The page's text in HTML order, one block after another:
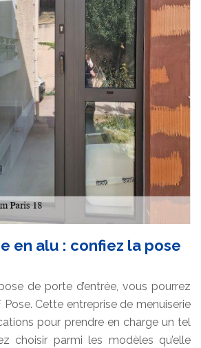
en alu : confiez la pose
de porte d’entrée, vous pourrez
Cette entreprise de menuiserie
pour prendre en charge un tel
choisir parmi les modèles qu’elle